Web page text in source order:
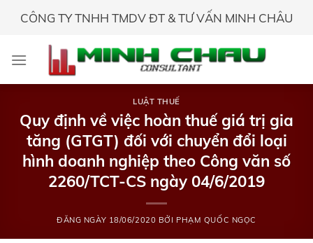
CÔNG TY TNHH TMDV ĐT & TƯ VẤN MINH CHÂU
LUẬT THUẾ
Quy định về việc hoàn thuế giá trị gia
tăng (GTGT) đối với chuyển đổi loại
hình doanh nghiệp theo Công văn số
2260/TCT-CS ngày 04/6/2019
ĐĂNG NGÀY 18/06/2020 BỞI PHẠM QUỐC NGỌC